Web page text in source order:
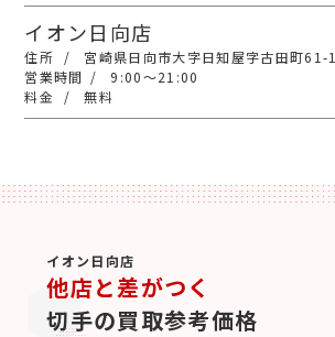
イオン日向店
宮崎県日向市大字日知屋字古田町61-1
9:00～21:00
無料
イオン日向店
他店と差がつく
切手の買取参考価格